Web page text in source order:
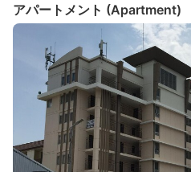
アパートメント (Apartment)